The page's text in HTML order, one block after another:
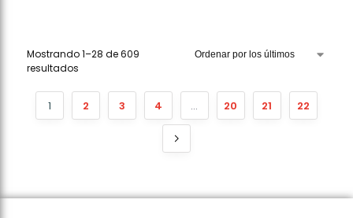
Mostrando 1–28 de 609
resultados
1 2 3 4 … 20 21 22